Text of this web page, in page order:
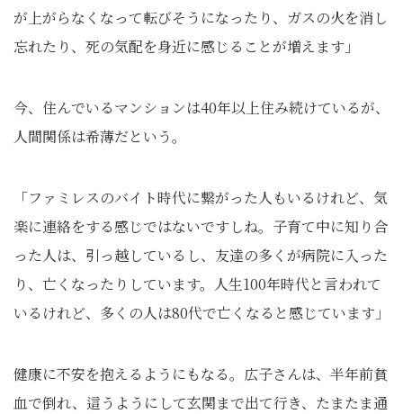
が上がらなくなって転びそうになったり、ガスの火を消し
忘れたり、死の気配を身近に感じることが増えます」
今、住んでいるマンションは40年以上住み続けているが、
人間関係は希薄だという。
「ファミレスのバイト時代に繋がった人もいるけれど、気
楽に連絡をする感じではないですしね。子育て中に知り合
った人は、引っ越しているし、友達の多くが病院に入った
り、亡くなったりしています。人生100年時代と言われて
いるけれど、多くの人は80代で亡くなると感じています」
健康に不安を抱えるようにもなる。広子さんは、半年前貧
血で倒れ、這うようにして玄関まで出て行き、たまたま通